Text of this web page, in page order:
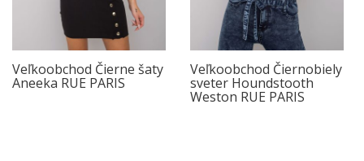
Veľkoobchod Čierne šaty
Aneeka RUE PARIS
Veľkoobchod Čiernobiely
sveter Houndstooth
Weston RUE PARIS